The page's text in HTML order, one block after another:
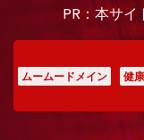
PR：本サ
ムームードメイン 健康